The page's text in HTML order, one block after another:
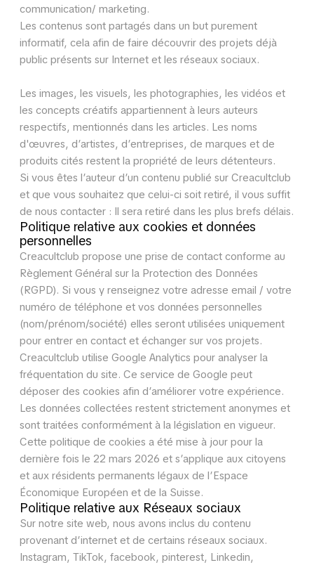
communication/ marketing.
Les contenus sont partagés dans un but purement
informatif, cela afin de faire découvrir des projets déjà
public présents sur Internet et les réseaux sociaux.
Les images, les visuels, les photographies, les vidéos et
les concepts créatifs appartiennent à leurs auteurs
respectifs, mentionnés dans les articles. Les noms
d'œuvres, d’artistes, d’entreprises, de marques et de
produits cités restent la propriété de leurs détenteurs.
Si vous êtes l’auteur d’un contenu publié sur Creacultclub
et que vous souhaitez que celui-ci soit retiré, il vous suffit
de nous contacter : Il sera retiré dans les plus brefs délais.
Politique relative aux cookies et données
personnelles
Creacultclub propose une prise de contact conforme au
Règlement Général sur la Protection des Données
(RGPD). Si vous y renseignez votre adresse email / votre
numéro de téléphone et vos données personnelles
(nom/prénom/société) elles seront utilisées uniquement
pour entrer en contact et échanger sur vos projets.
Creacultclub utilise Google Analytics pour analyser la
fréquentation du site. Ce service de Google peut
déposer des cookies afin d’améliorer votre expérience.
Les données collectées restent strictement anonymes et
sont traitées conformément à la législation en vigueur.
Cette politique de cookies a été mise à jour pour la
dernière fois le 22 mars 2026 et s’applique aux citoyens
et aux résidents permanents légaux de l’Espace
Économique Européen et de la Suisse.
Politique relative aux Réseaux sociaux
Sur notre site web, nous avons inclus du contenu
provenant d’internet et de certains réseaux sociaux.
Instagram, TikTok, facebook, pinterest, Linkedin,